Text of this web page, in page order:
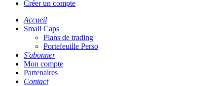
Créer un compte
Accueil
Small Caps
Plans de trading
Portefeuille Perso
S'abonner
Mon compte
Partenaires
Contact